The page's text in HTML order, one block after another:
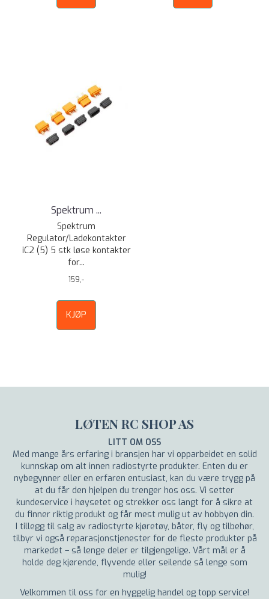
Spektrum ...
Spektrum
Regulator/Ladekontakter
iC2 (5) 5 stk løse kontakter
for...
159,-
KJØP
LØTEN RC SHOP AS
LITT OM OSS
Med mange års erfaring i bransjen har vi opparbeidet en solid
kunnskap om alt innen radiostyrte produkter. Enten du er
nybegynner eller en erfaren entusiast, kan du være trygg på
at du får den hjelpen du trenger hos oss. Vi setter
kundeservice i høysetet og strekker oss langt for å sikre at
du finner riktig produkt og får mest mulig ut av hobbyen din.
I tillegg til salg av radiostyrte kjøretøy, båter, fly og tilbehør,
tilbyr vi også reparasjonstjenester for de fleste produkter på
markedet – så lenge deler er tilgjengelige. Vårt mål er å
holde deg kjørende, flyvende eller seilende så lenge som
mulig!
Velkommen til oss for en hyggelig handel og topp service!